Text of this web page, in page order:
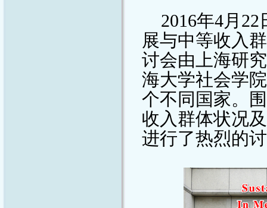
2016年4月 22
展与中等收入
讨会由上海研
海大学社会学
个不同国家。
收入群体状况
进行了热烈的